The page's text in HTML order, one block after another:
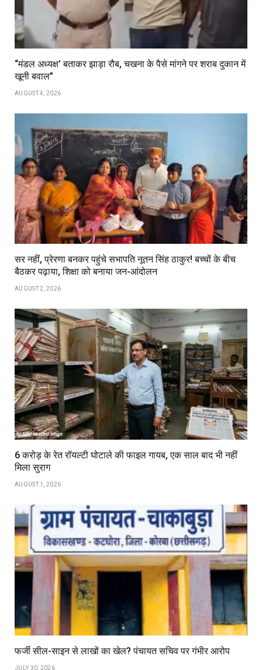
“मंडल अध्यक्ष’ बताकर झाड़ा रौब, चखना के पैसे मांगने पर शराब दुकान में
खूनी बवाल”
AUGUST 4, 2026
सर नहीं, प्रेरणा बनकर पहुंचे सभापति नूतन सिंह ठाकुर! बच्चों के बीच
बैठकर पढ़ाया, शिक्षा को बनाया जन-आंदोलन
AUGUST 2, 2026
6 करोड़ के रेत रॉयल्टी घोटाले की फाइल गायब, एक साल बाद भी नहीं
मिला सुराग
AUGUST 1, 2026
फर्जी सील-साइन से लाखों का खेल? पंचायत सचिव पर गंभीर आरोप
JULY 30, 2026